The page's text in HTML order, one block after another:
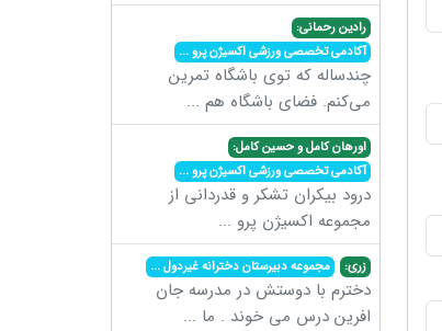
رادین رحمانی:
آکادمی تخصصی ورزشی اکسیژن پرو...
چندساله که توی باشگاه تمرین
می‌کنم. فضای باشگاه هم ...
اورهان کامل و حسین کامل:
آکادمی تخصصی ورزشی اکسیژن پرو...
درود بیکران تشکر و قدردانی از
مجموعه اکسیژن پرو ...
زری: مجموعه دبیرستان دخترانه غیردول...
دخترم با دوستش در مدرسه جان
افرین درس می خوند . ما ...